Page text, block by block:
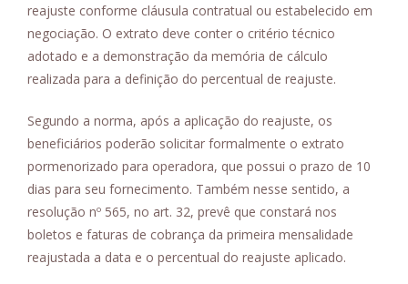
reajuste conforme cláusula contratual ou estabelecido em
negociação. O extrato deve conter o critério técnico
adotado e a demonstração da memória de cálculo
realizada para a definição do percentual de reajuste.
Segundo a norma, após a aplicação do reajuste, os
beneficiários poderão solicitar formalmente o extrato
pormenorizado para operadora, que possui o prazo de 10
dias para seu fornecimento. Também nesse sentido, a
resolução nº 565, no art. 32, prevê que constará nos
boletos e faturas de cobrança da primeira mensalidade
reajustada a data e o percentual do reajuste aplicado.